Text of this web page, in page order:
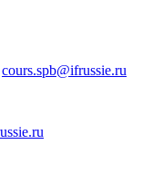
cours.spb@ifrussie.ru